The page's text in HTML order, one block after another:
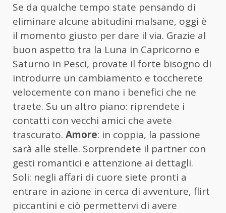
Se da qualche tempo state pensando di
eliminare alcune abitudini malsane, oggi è
il momento giusto per dare il via. Grazie al
buon aspetto tra la Luna in Capricorno e
Saturno in Pesci, provate il forte bisogno di
introdurre un cambiamento e toccherete
velocemente con mano i benefici che ne
traete. Su un altro piano: riprendete i
contatti con vecchi amici che avete
trascurato. Amore: in coppia, la passione
sarà alle stelle. Sorprendete il partner con
gesti romantici e attenzione ai dettagli.
Soli: negli affari di cuore siete pronti a
entrare in azione in cerca di avventure, flirt
piccantini e ciò permettervi di avere